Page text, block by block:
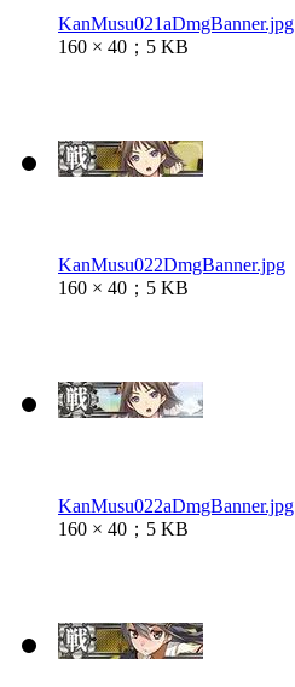
KanMusu021aDmgBanner.jpg
160 × 40；5 KB
KanMusu022DmgBanner.jpg
160 × 40；5 KB
KanMusu022aDmgBanner.jpg
160 × 40；5 KB